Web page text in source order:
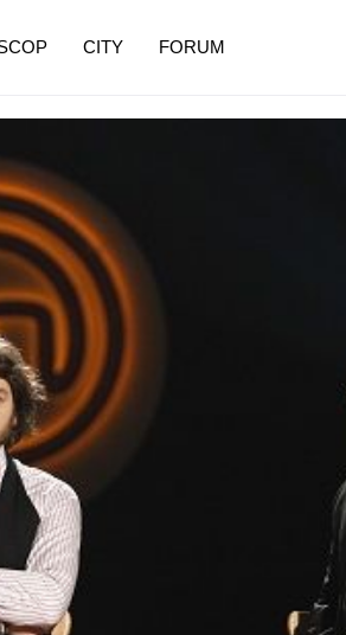
CITY FORUM
investigația